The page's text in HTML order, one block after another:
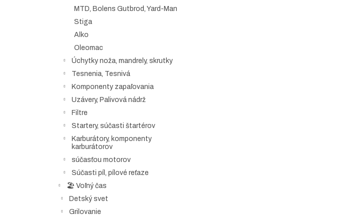
MTD, Bolens Gutbrod, Yard-Man
Stiga
Alko
Oleomac
Úchytky noža, mandrely, skrutky
Tesnenia, Tesnivá
Komponenty zapaľovania
Uzávery, Palivová nádrž
Filtre
Startery, súčasti štartérov
Karburátory, komponenty
karburátorov
súčasťou motorov
Súčasti píl, pílové reťaze
🏖️ Voľný čas
Detský svet
Grilovanie